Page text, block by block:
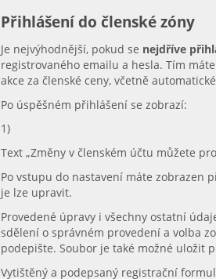
Přihlášení do členské zóny
Je nejvýhodnější, pokud se nejdříve
registrovaného emailu a hesla. Tím
akce za členské ceny, včetně
Po úspěšném přihlášení se zobrazí:
1)
Text „Změny v členském účtu můžete
Po vstupu do nastavení máte zobrazen
je lze upravit.
Provedené úpravy i všechny ostatní
sdělení o správném provedení a volba
podepište. Soubor je také možné uložit
Vytištěný a podepsaný registrační